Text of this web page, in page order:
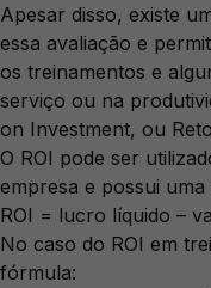
Apesar disso, existe
essa avaliação e
os treinamentos e
serviço ou na
on Investment, ou
O ROI pode ser
empresa e possui
ROI = lucro líquido –
No caso do ROI em
fórmula: